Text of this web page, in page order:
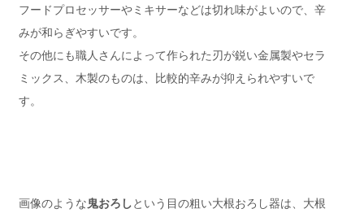
フードプロセッサーやミキサーなどは切れ味がよいので、辛
みが和らぎやすいです。
その他にも職人さんによって作られた刃が鋭い金属製やセラ
ミックス、木製のものは、比較的辛みが抑えられやすいで
す。
画像のような鬼おろしという目の粗い大根おろし器は、大根